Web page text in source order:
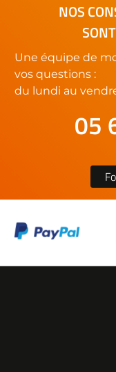
NOS
Une équipe de
vos questions :
du lundi au
05